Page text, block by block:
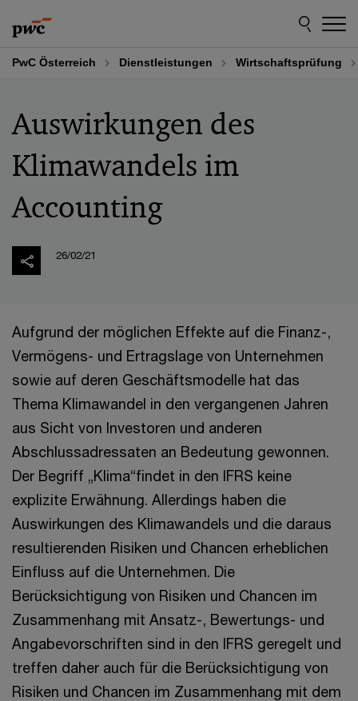
to
content
to
footer
PwC Österreich Dienstleistungen Wirtschaftsprüfung
Auswirkungen des
Klimawandels im
Accounting
26/02/21
Aufgrund der möglichen Effekte auf die Finanz-,
Vermögens- und Ertragslage von Unternehmen
sowie auf deren Geschäftsmodelle hat das
Thema Klimawandel in den vergangenen Jahren
aus Sicht von Investoren und anderen
Abschlussadressaten an Bedeutung gewonnen.
Der Begriff „Klima“findet in den IFRS keine
explizite Erwähnung. Allerdings haben die
Auswirkungen des Klimawandels und die daraus
resultierenden Risiken und Chancen erheblichen
Einfluss auf die Unternehmen. Die
Berücksichtigung von Risiken und Chancen im
Zusammenhang mit Ansatz-, Bewertungs- und
Angabevorschriften sind in den IFRS geregelt und
treffen daher auch für die Berücksichtigung von
Risiken und Chancen im Zusammenhang mit dem